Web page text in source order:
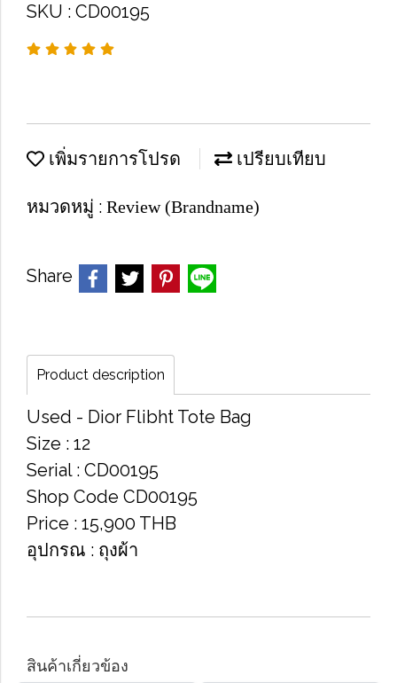
SKU : CD00195
เพิ่มรายการโปรด เปรียบเทียบ
หมวดหมู่ : Review (Brandname)
Share
Product description
Used -​ Dior Flibht Tote Bag
Size​ : 12
Serial​ : CD00195
Shop Code​ CD00195
Price​ : 15,900​ THB​
อุปกรณ : ถุงผ้า
สินค้าเกี่ยวข้อง